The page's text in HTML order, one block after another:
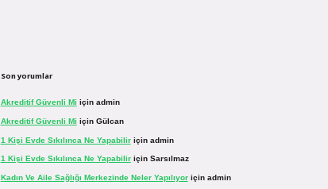
Son yorumlar
Akreditif Güvenli Mi için admin
Akreditif Güvenli Mi için Gülcan
1 Kişi Evde Sıkılınca Ne Yapabiliriçin admin
1 Kişi Evde Sıkılınca Ne Yapabiliriçin Sarsılmaz
Kadın Ve Aile Sağlığı Merkezinde Neler Yapılıyoriçin admin